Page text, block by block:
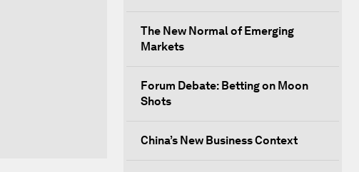
The New Normal of Emerging
Markets
Forum Debate: Betting on Moon
Shots
China’s New Business Context